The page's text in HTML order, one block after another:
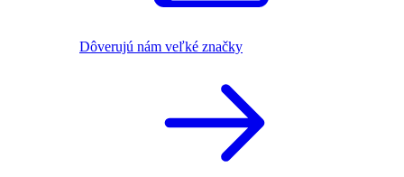
Dôverujú nám veľké značky